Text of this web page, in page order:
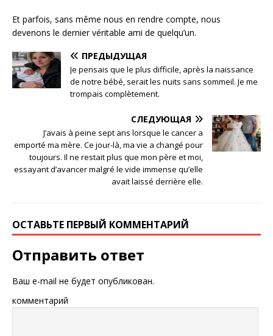
Et parfois, sans même nous en rendre compte, nous
devenons le dernier véritable ami de quelqu’un.
ПРЕДЫДУЩАЯ
Je pensais que le plus difficile, après la naissance
de notre bébé, serait les nuits sans sommeil. Je me
trompais complètement.
СЛЕДУЮЩАЯ
J’avais à peine sept ans lorsque le cancer a
emporté ma mère. Ce jour-là, ma vie a changé pour
toujours. Il ne restait plus que mon père et moi,
essayant d’avancer malgré le vide immense qu’elle
avait laissé derrière elle.
ОСТАВЬТЕ ПЕРВЫЙ КОММЕНТАРИЙ
Отправить ответ
Ваш e-mail не будет опубликован.
комментарий